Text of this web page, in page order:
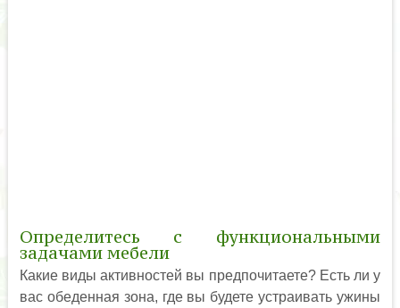
Определитесь с функциональными
задачами мебели
Какие виды активностей вы предпочитаете? Есть ли у
вас обеденная зона, где вы будете устраивать ужины